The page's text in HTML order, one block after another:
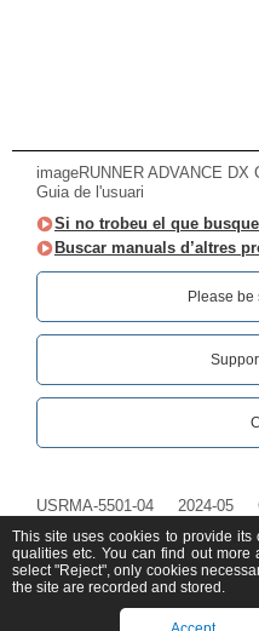
imageRUNNER ADVANCE DX
Guia de l'usuari
Si no trobeu el que
Buscar manuals d’altres
Please be
USRMA-5501-04 2024-05
This site uses cookies to provide
qualities etc. You can find out more
select "Reject", only cookies
the site are recorded and stored.